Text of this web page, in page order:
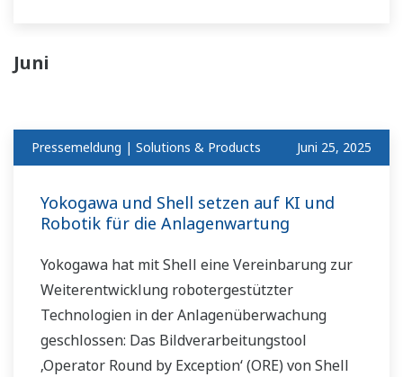
Juni
Pressemeldung | Solutions & Products Juni 25, 2025
Yokogawa und Shell setzen auf KI und
Robotik für die Anlagenwartung
Yokogawa hat mit Shell eine Vereinbarung zur
Weiterentwicklung robotergestützter
Technologien in der Anlagenüberwachung
geschlossen: Das Bildverarbeitungstool
‚Operator Round by Exception‘ (ORE) von Shell